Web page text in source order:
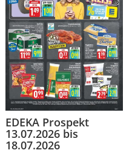
EDEKA Prospekt
13.07.2026 bis
18.07.2026